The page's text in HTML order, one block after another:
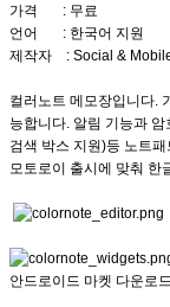
가격 : 무료
언어 : 한국어 지원
제작자 : Social &
컬러노트 메모장입니다.
능합니다. 알림 기능과
검색 박스 지원)등 노트
모토로이 출시에 맞춰 한
안드로이드 마켓 다운로드